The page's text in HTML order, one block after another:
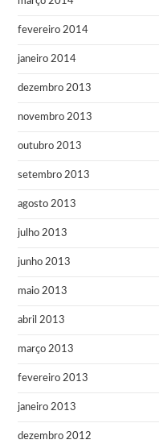
fevereiro 2014
janeiro 2014
dezembro 2013
novembro 2013
outubro 2013
setembro 2013
agosto 2013
julho 2013
junho 2013
maio 2013
abril 2013
março 2013
fevereiro 2013
janeiro 2013
dezembro 2012